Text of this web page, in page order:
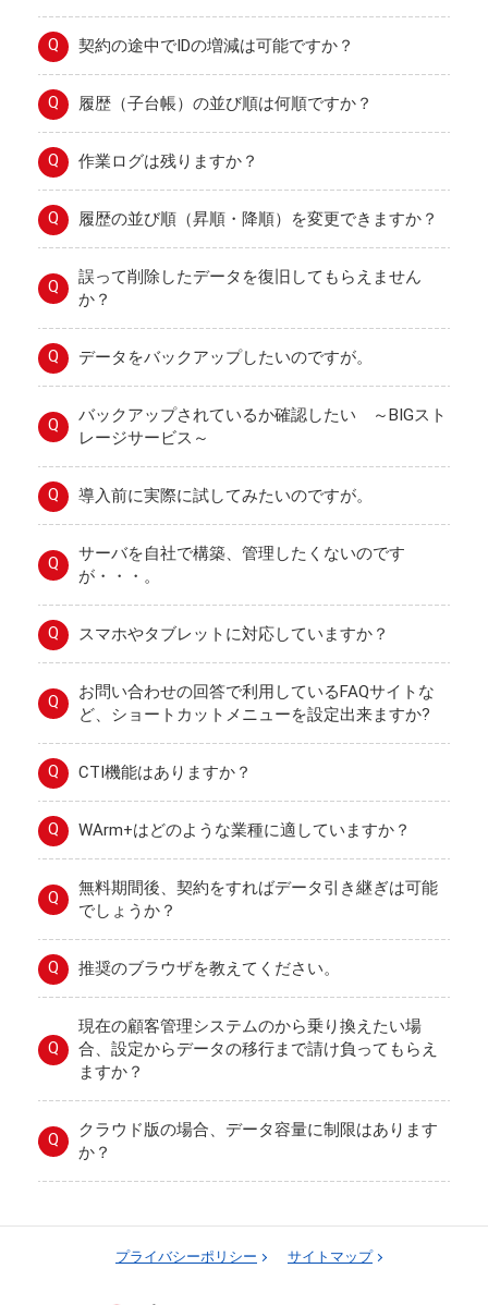
Q 契約の途中でIDの増減は可能ですか？
Q 履歴（子台帳）の並び順は何順ですか？
Q 作業ログは残りますか？
Q 履歴の並び順（昇順・降順）を変更できますか？
Q
誤って削除したデータを復旧してもらえません
か？
Q データをバックアップしたいのですが。
Q
バックアップされているか確認したい ～BIGスト
レージサービス～
Q 導入前に実際に試してみたいのですが。
Q
サーバを自社で構築、管理したくないのです
が・・・。
Q スマホやタブレットに対応していますか？
Q
お問い合わせの回答で利用しているFAQサイトな
ど、ショートカットメニューを設定出来ますか?
Q CTI機能はありますか？
Q WArm+はどのような業種に適していますか？
Q
無料期間後、契約をすればデータ引き継ぎは可能
でしょうか？
Q 推奨のブラウザを教えてください。
Q
現在の顧客管理システムのから乗り換えたい場
合、設定からデータの移行まで請け負ってもらえ
ますか？
Q
クラウド版の場合、データ容量に制限はあります
か？
プライバシーポリシー サイトマップ